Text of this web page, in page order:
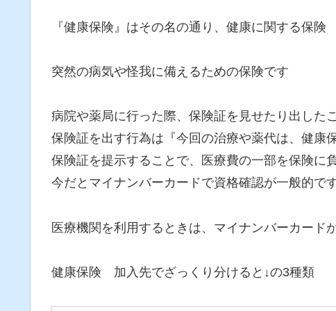
『健康保険』はその名の通り、健康に関する保険
突然の病気や怪我に備えるための保険です
病院や薬局に行った際、保険証を見せたり出した
保険証を出す行為は『今回の治療や薬代は、健康
保険証を提示することで、医療費の一部を保険に
今だとマイナンバーカードで資格確認が一般的
医療機関を利用するときは、マイナンバーカード
健康保険 加入先でざっくり分けると↓の3種類